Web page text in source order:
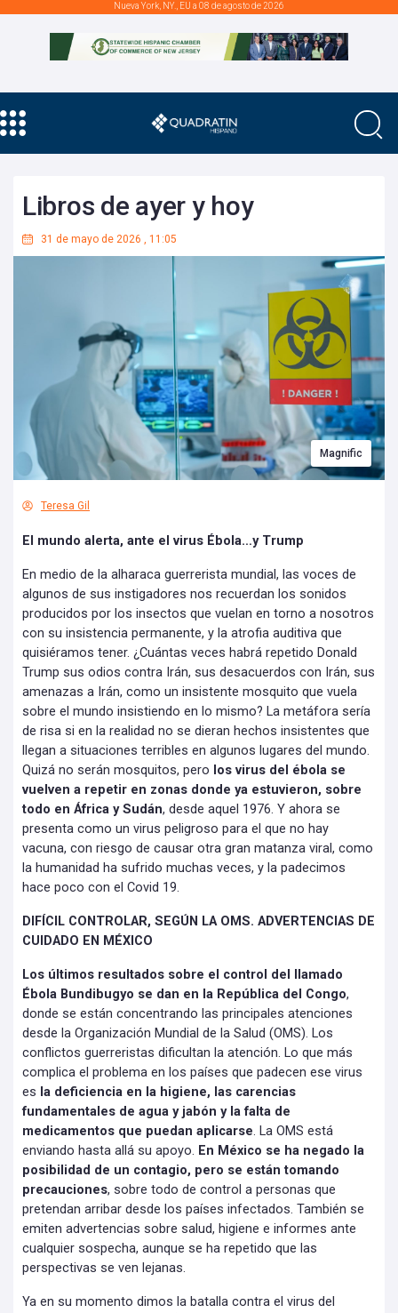
Nueva York, NY., EU a 08 de agosto de 2026
Libros de ayer y hoy
31 de mayo de 2026 , 11:05
Magnific
Teresa Gil
El mundo alerta, ante el virus Ébola…y Trump
En medio de la alharaca guerrerista mundial, las voces de
algunos de sus instigadores nos recuerdan los sonidos
producidos por los insectos que vuelan en torno a nosotros
con su insistencia permanente, y la atrofia auditiva que
quisiéramos tener. ¿Cuántas veces habrá repetido Donald
Trump sus odios contra Irán, sus desacuerdos con Irán, sus
amenazas a Irán, como un insistente mosquito que vuela
sobre el mundo insistiendo en lo mismo? La metáfora sería
de risa si en la realidad no se dieran hechos insistentes que
llegan a situaciones terribles en algunos lugares del mundo.
Quizá no serán mosquitos, pero los virus del ébola se
vuelven a repetir en zonas donde ya estuvieron, sobre
todo en África y Sudán, desde aquel 1976. Y ahora se
presenta como un virus peligroso para el que no hay
vacuna, con riesgo de causar otra gran matanza viral, como
la humanidad ha sufrido muchas veces, y la padecimos
hace poco con el Covid 19.
DIFÍCIL CONTROLAR, SEGÚN LA OMS. ADVERTENCIAS DE
CUIDADO EN MÉXICO
Los últimos resultados sobre el control del llamado
Ébola Bundibugyo se dan en la República del Congo,
donde se están concentrando las principales atenciones
desde la Organización Mundial de la Salud (OMS). Los
conflictos guerreristas dificultan la atención. Lo que más
complica el problema en los países que padecen ese virus
es la deficiencia en la higiene, las carencias
fundamentales de agua y jabón y la falta de
medicamentos que puedan aplicarse. La OMS está
enviando hasta allá su apoyo. En México se ha negado la
posibilidad de un contagio, pero se están tomando
precauciones, sobre todo de control a personas que
pretendan arribar desde los países infectados. También se
emiten advertencias sobre salud, higiene e informes ante
cualquier sospecha, aunque se ha repetido que las
perspectivas se ven lejanas.
Ya en su momento dimos la batalla contra el virus del